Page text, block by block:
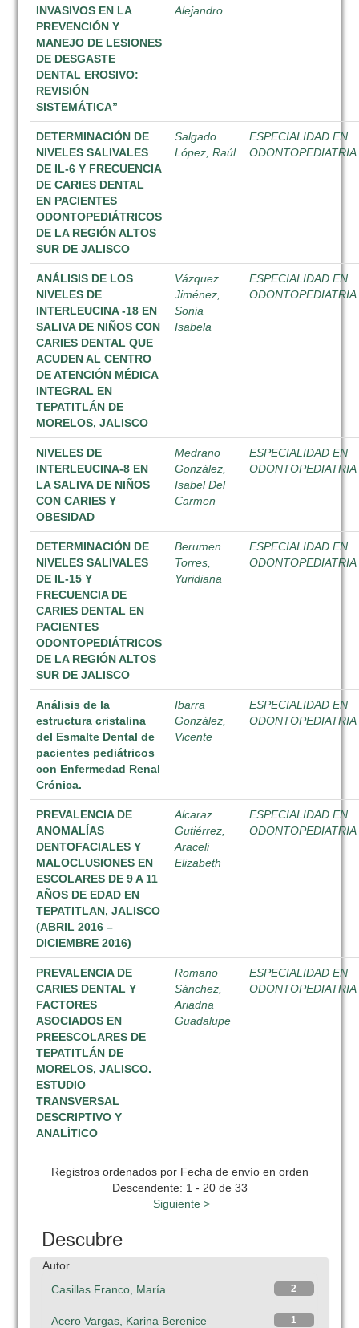
INVASIVOS EN LA
PREVENCIÓN Y
MANEJO DE LESIONES
DE DESGASTE
DENTAL EROSIVO:
REVISIÓN
SISTEMÁTICA”
Alejandro
DETERMINACIÓN DE
NIVELES SALIVALES
DE IL-6 Y FRECUENCIA
DE CARIES DENTAL
EN PACIENTES
ODONTOPEDIÁTRICOS
DE LA REGIÓN ALTOS
SUR DE JALISCO
Salgado
López, Raúl
ESPECIALIDAD EN
ODONTOPEDIATRIA
ANÁLISIS DE LOS
NIVELES DE
INTERLEUCINA -18 EN
SALIVA DE NIÑOS CON
CARIES DENTAL QUE
ACUDEN AL CENTRO
DE ATENCIÓN MÉDICA
INTEGRAL EN
TEPATITLÁN DE
MORELOS, JALISCO
Vázquez
Jiménez,
Sonia
Isabela
ESPECIALIDAD EN
ODONTOPEDIATRIA
NIVELES DE
INTERLEUCINA-8 EN
LA SALIVA DE NIÑOS
CON CARIES Y
OBESIDAD
Medrano
González,
Isabel Del
Carmen
ESPECIALIDAD EN
ODONTOPEDIATRIA
DETERMINACIÓN DE
NIVELES SALIVALES
DE IL-15 Y
FRECUENCIA DE
CARIES DENTAL EN
PACIENTES
ODONTOPEDIÁTRICOS
DE LA REGIÓN ALTOS
SUR DE JALISCO
Berumen
Torres,
Yuridiana
ESPECIALIDAD EN
ODONTOPEDIATRIA
Análisis de la
estructura cristalina
del Esmalte Dental de
pacientes pediátricos
con Enfermedad Renal
Crónica.
Ibarra
González,
Vicente
ESPECIALIDAD EN
ODONTOPEDIATRIA
PREVALENCIA DE
ANOMALÍAS
DENTOFACIALES Y
MALOCLUSIONES EN
ESCOLARES DE 9 A 11
AÑOS DE EDAD EN
TEPATITLAN, JALISCO
(ABRIL 2016 –
DICIEMBRE 2016)
Alcaraz
Gutiérrez,
Araceli
Elizabeth
ESPECIALIDAD EN
ODONTOPEDIATRIA
PREVALENCIA DE
CARIES DENTAL Y
FACTORES
ASOCIADOS EN
PREESCOLARES DE
TEPATITLÁN DE
MORELOS, JALISCO.
ESTUDIO
TRANSVERSAL
DESCRIPTIVO Y
ANALÍTICO
Romano
Sánchez,
Ariadna
Guadalupe
ESPECIALIDAD EN
ODONTOPEDIATRIA
Registros ordenados por Fecha de envío en orden
Descendente: 1 - 20 de 33
Siguiente >
Descubre
Autor
2
Casillas Franco, María
1
Acero Vargas, Karina Berenice